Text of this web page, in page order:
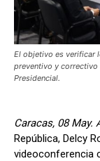
El objetivo es verificar
preventivo y correctivo
Presidencial.
Caracas, 08 May.
República, Delcy
videoconferencia